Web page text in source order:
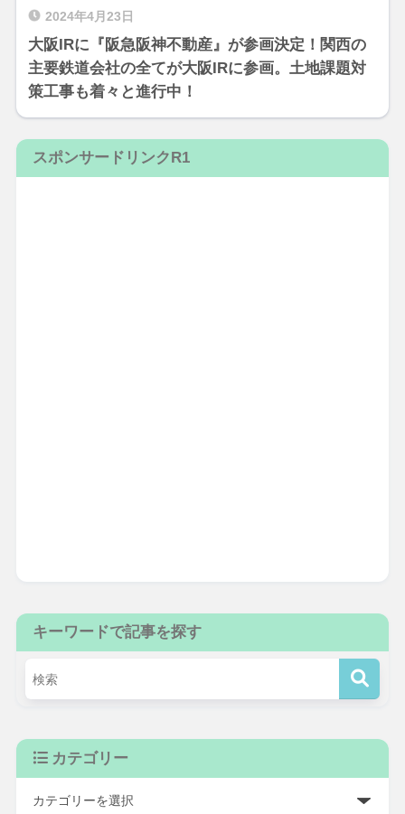
2024年4月23日
大阪IRに『阪急阪神不動産』が参画決定！関西の
主要鉄道会社の全てが大阪IRに参画。土地課題対
策工事も着々と進行中！
スポンサードリンクR1
キーワードで記事を探す
カテゴリー